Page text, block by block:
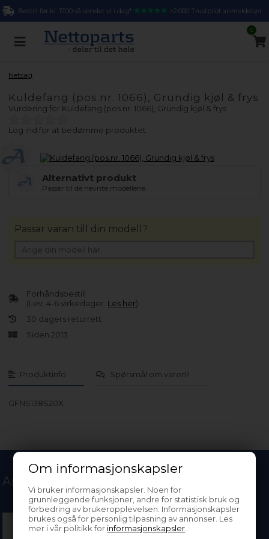
Om informasjonskapsler
Vi bruker informasjonskapsler. Noen for
grunnleggende funksjoner, andre for statistisk bruk og
forbedring av brukeropplevelsen. Informasjonskapsler
brukes også for personlig tilpasning av annonser. Les
mer i vår politikk for informasjonskapsler
Bestill før kl. 17.00 så sender vi i dag* >2.000 Trustpilot anmeldelser
0
Netsag
Kuldefang (pos.nr. 1066), Grundig kjøl & frys
Vurdering for Kuldefang (pos.nr. 1066), Grundig kjøl & frys
Log ind for at bedømme produktet
Alternativt produkt
Passer til de nevnte modellene.
Produktinfo Spørsmål om varen?
GFNS138S20X
Forhåndsbestill
(Lev. 4-6 virkedager. Les her)
30 dagers returrett
Siden 2013
Passar varan till din modell?
Andre kjøpte også